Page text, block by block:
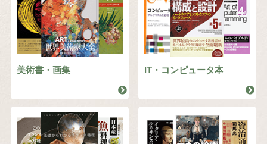
美術書・画集 IT・コンピュータ本